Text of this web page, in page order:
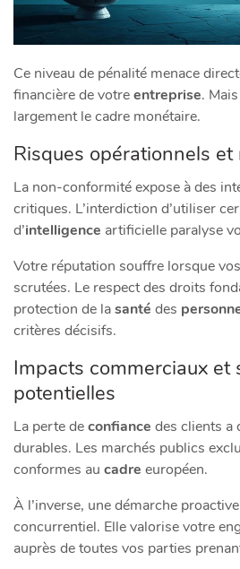
Ce niveau de pénalité menace
financière de votreentreprise. Mais
largement le cadre monétaire.
Risques opérationnels
La non-conformité expose à des
critiques. L’interdiction d’utiliser
d’intelligence artificielle paralyse
Votre réputation souffre lorsque vos
scrutées. Le respect des droits
protection de lasanté des
critères décisifs.
Impacts commerciaux et
potentielles
La perte deconfiance des clients a
durables. Les marchés publics
conformes au cadre européen.
À l’inverse, une démarche
concurrentiel. Elle valorise votre
auprès de toutes vos parties